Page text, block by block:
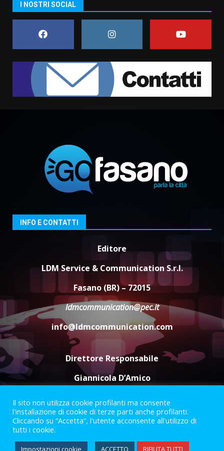
assoluta de “L’Albergo
Belvedere. Il rapimento”
6 Agosto 2026 06:15
1
Rivoluzione”: nuovo
appuntamento con “Fasano in
Banda”
campionato di calcio”
7 Agosto 2026 06:00
3
Fasanese ferito a colpi di arma
6 Agosto 2026 18:13
Carta d’identità: continua il piano
di aperture straordinarie del
Comune di Fasano
6 Agosto 2026 14:16
Grazia Neglia, coordinatrice
cittadina di Fratelli d’Italia,
pronta a tornare in Consiglio
comunale
6 Agosto 2026 08:00
I NOSTRI SOCIAL
INFO E CONTATTI
Editore
LDM Service & Communication S.r.l.
Fasano (BR) – 72015
ldmcommunication@pec.it
info@ldmcommunication.com
Direttore Responsabile
Giannicola D’Amico
Termini e Condizioni
Privacy Policy
Informazioni Legali
Facebook
Instagram
Youtube
Il sito non utilizza cookie profilanti ma consente
l'installazione di cookie di terze parti anche profilanti.
Cliccando su “Accetta”, l'utente acconsente all'utilizzo di
tutti i cookie.
Impostazioni cookie ACCETTO RIFIUTA TUTTI